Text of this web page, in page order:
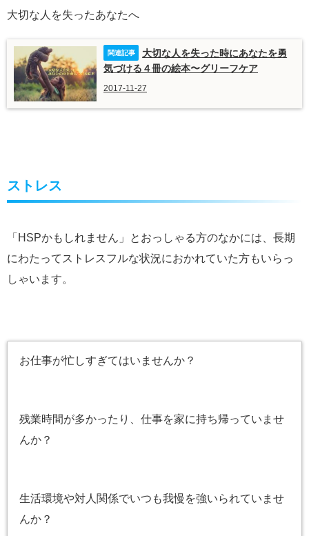
大切な人を失ったあなたへ
大切な人を失った時にあなたを勇
気づける４冊の絵本〜グリーフケア
2017-11-27
ストレス
「HSPかもしれません」とおっしゃる方のなかには、長期
にわたってストレスフルな状況におかれていた方もいらっ
しゃいます。
お仕事が忙しすぎてはいませんか？
残業時間が多かったり、仕事を家に持ち帰っていませ
んか？
生活環境や対人関係でいつも我慢を強いられていませ
んか？